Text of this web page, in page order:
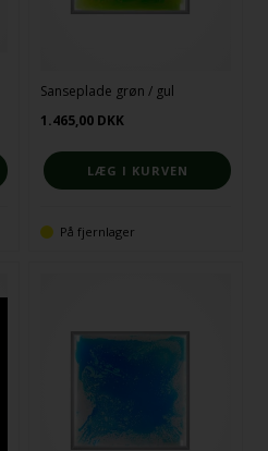
Sanseplade grøn / gul
1.465,00 DKK
På fjernlager